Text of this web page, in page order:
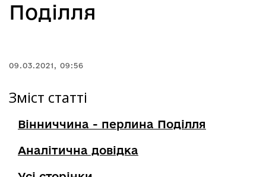
Поділля
09.03.2021, 09:56
Зміст статті
Вінниччина - перлина Поділля
Аналітична довідка